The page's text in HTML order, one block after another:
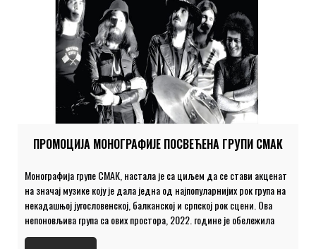
ПРОМОЦИЈА МОНОГРАФИЈЕ ПОСВЕЋЕНА ГРУПИ СМАК
Монографија групе СМАК, настала је са циљем да се стави акценат
на значај музике коју је дала једна од најпопуларнијих рок група на
некадашњој југословенској, балканској и српској рок сцени. Ова
непоновљива група са ових простора, 2022. године је обележила
пола века постојања. Монографију је приредила Ксенија Ђерковић,